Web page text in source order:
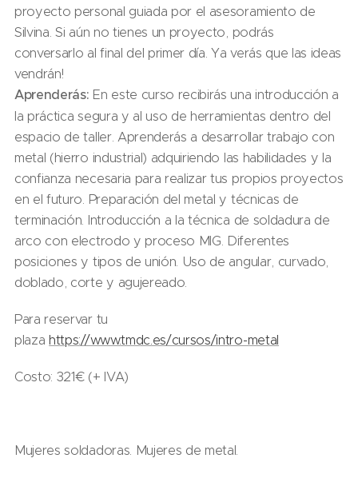
proyecto personal guiada por el asesoramiento de
Silvina. Si aún no tienes un proyecto, podrás
conversarlo al final del primer día. Ya verás que las ideas
vendrán!
Aprenderás: En este curso recibirás una introducción a
la práctica segura y al uso de herramientas dentro del
espacio de taller. Aprenderás a desarrollar trabajo con
metal (hierro industrial) adquiriendo las habilidades y la
confianza necesaria para realizar tus propios proyectos
en el futuro. Preparación del metal y técnicas de
terminación. Introducción a la técnica de soldadura de
arco con electrodo y proceso MIG. Diferentes
posiciones y tipos de unión. Uso de angular, curvado,
doblado, corte y agujereado.
Para reservar tu
plazahttps://www.tmdc.es/cursos/intro-metal
Costo: 321€ (+ IVA)
Mujeres soldadoras. Mujeres de metal.